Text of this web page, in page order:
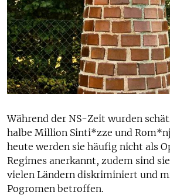
Während der NS-Zeit wurden
halbe Million Sinti*zze und
heute werden sie häufig nicht als
Regimes anerkannt, zudem sind
vielen Ländern diskriminiert und
Pogromen betroffen.